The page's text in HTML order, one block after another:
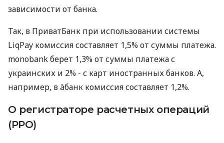
зависимости от банка.
Так, в ПриватБанк при использовании системы
LiqPay комиссия составляет 1,5% от суммы платежа.
monobank берет 1,3% от суммы платежа с
украинских и 2% - с карт иностранных банков. А,
например, в àбанк комиссия составляет 1,2%.
О регистраторе расчетных операций
(РРО)